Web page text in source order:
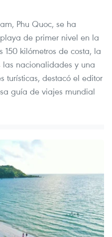
Phu Quoc, se ha
de primer nivel en la
kilómetros de costa, la
nacionalidades y una
turísticas, destacó el editor
guía de viajes mundial